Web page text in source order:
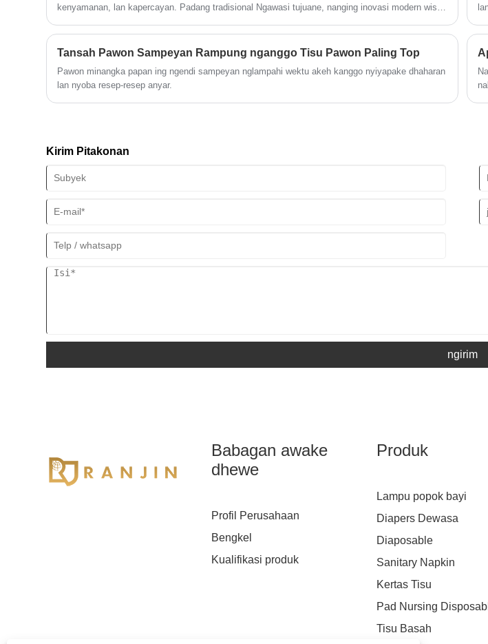
kenyamanan, lan kapercayan. Padang tradisional Ngawasi tujuane, nanging inovasi modern wis
perawatan ekstra wanita. Ora kaya bantalan standar, serangga kebersihan kasebut iki kalebu
bahan kelas medis, nambah fungsi alami, lan desain canggih sing mbantu wanita kanthi seger,
Tansah Pawon Sampeyan Rampung nganggo Tisu Pawon Paling Top
Pawon minangka papan ing ngendi sampeyan nglampahi wektu akeh kanggo nyiyapake dhaharan
lan nyoba resep-resep anyar.
Kirim Pitakonan
ngirim
Babagan awake
dhewe
Profil Perusahaan
Bengkel
Kualifikasi produk
Produk
Lampu popok bayi
Diapers Dewasa
Diaposable
Sanitary Napkin
Kertas Tisu
Pad Nursing
Tisu Basah